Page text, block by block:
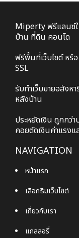
Miperty ฟรีแลนซ์ใ
บ้าน ที่ดิน คอนโด
ฟรีพื้นที่เว็บไซต์ หรื
SSL
รับทำเว็บขายอสังห
หลังบ้าน
ประหยัดเงิน ถูกกว่
คอยตัดเงินค่าแรงแ
NAVIGATION
หน้าแรก
เลือกธีมเว็บไซต์
เกี่ยวกับเรา
แกลลอรี่